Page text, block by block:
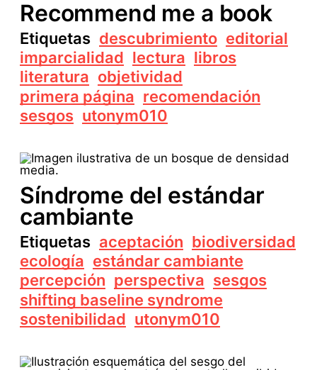
Recommend me a book
Etiquetas descubrimiento editorial
imparcialidad lectura libros
literatura objetividad
primera página recomendación
sesgos utonym010
Síndrome del estándar
cambiante
Etiquetas aceptación biodiversidad
ecología estándar cambiante
percepción perspectiva sesgos
shifting baseline syndrome
sostenibilidad utonym010